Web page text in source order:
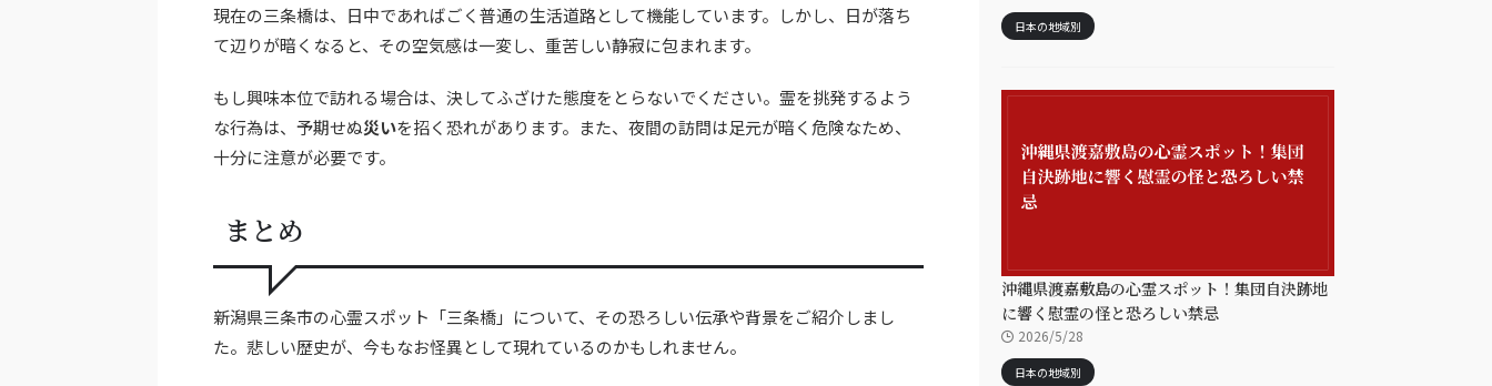
現在の三条橋は、日中であればごく普通の生活道路として機能しています。しかし、日が落ち
て辺りが暗くなると、その空気感は一変し、重苦しい静寂に包まれます。
もし興味本位で訪れる場合は、決してふざけた態度をとらないでください。霊を挑発するよう
な行為は、予期せぬ災いを招く恐れがあります。また、夜間の訪問は足元が暗く危険なため、
十分に注意が必要です。
まとめ
新潟県三条市の心霊スポット「三条橋」について、その恐ろしい伝承や背景をご紹介しまし
た。悲しい歴史が、今もなお怪異として現れているのかもしれません。
日本の地域別
沖縄県渡嘉敷島の心霊スポット！集団自決跡地
に響く慰霊の怪と恐ろしい禁忌
2026/5/28
日本の地域別